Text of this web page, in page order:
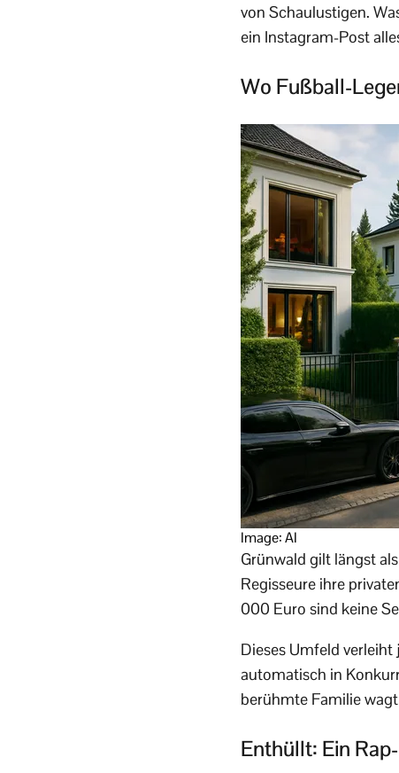
von Schaulustigen.
ein Instagram-Post
Wo Fußball-
Image: AI
Grünwald gilt längst
Regisseure ihre
000 Euro sind keine
Dieses Umfeld
automatisch in
berühmte Familie
Enthüllt: Ein